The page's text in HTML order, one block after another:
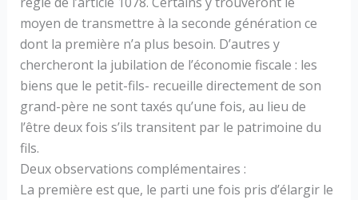
moyen de transmettre à la seconde génération ce
dont la première n’a plus besoin. D’autres y
chercheront la jubilation de l’économie fiscale : les
biens que le petit-fils- recueille directement de son
grand-père ne sont taxés qu’une fois, au lieu de
l’être deux fois s’ils transitent par le patrimoine du
fils.
Deux observations complémentaires :
La première est que, le parti une fois pris d’élargir le